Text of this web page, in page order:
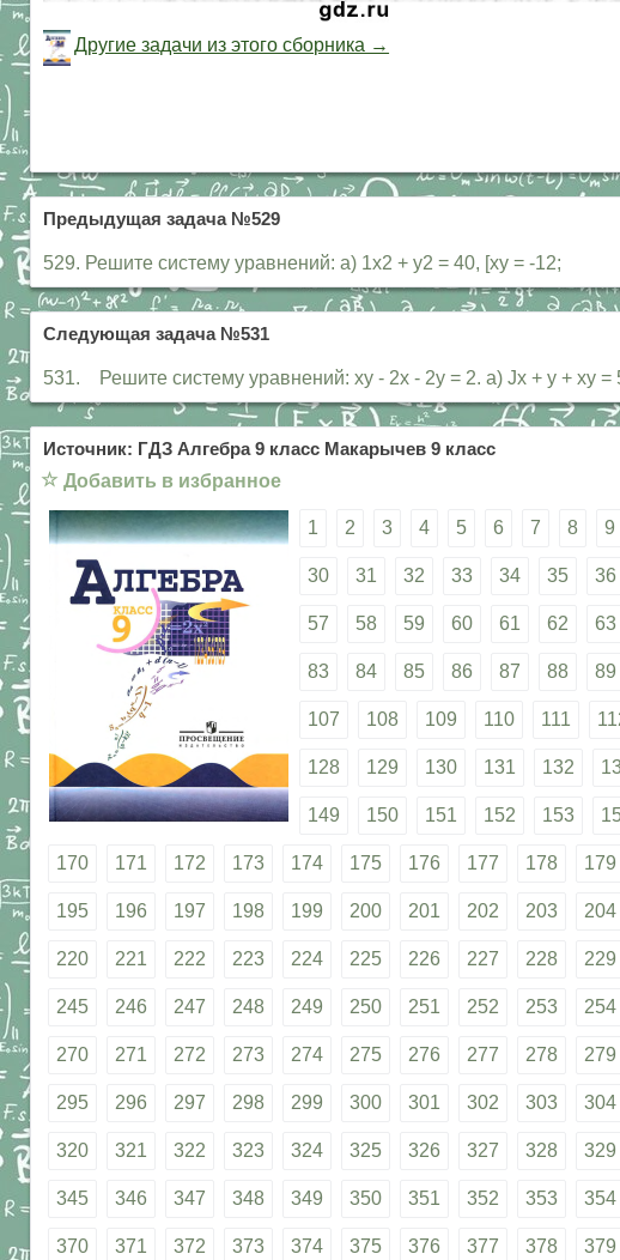
Другие задачи из этого сборника →
Предыдущая задача №529
529. Решите систему уравнений: а) 1х2 + у2 = 40, [ху = -12;
Следующая задача №531
531. Решите систему уравнений: ху - 2х - 2у = 2. a) Jx + у + ху
Источник: ГДЗ Алгебра 9 класс Макарычев 9 класс
☆ Добавить в избранное
1 2 3 4 5 6 7 8 9
30 31 32 33 34 35 36
57 58 59 60 61 62 63
83 84 85 86 87 88 89
107 108 109 110 111
128 129 130 131 132
149 150 151 152 153
170 171 172 173 174 175 176 177 178 179
195 196 197 198 199 200 201 202 203 204
220 221 222 223 224 225 226 227 228 229
245 246 247 248 249 250 251 252 253 254
270 271 272 273 274 275 276 277 278 279
295 296 297 298 299 300 301 302 303 304
320 321 322 323 324 325 326 327 328 329
345 346 347 348 349 350 351 352 353 354
370 371 372 373 374 375 376 377 378 379